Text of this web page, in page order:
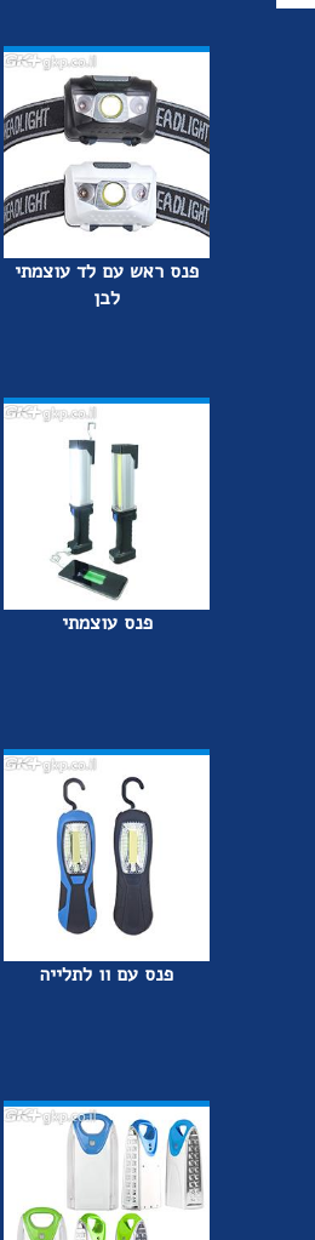
פנס ראש עם לד עוצמתי
לבן
פנס עוצמתי
פנס עם וו לתלייה